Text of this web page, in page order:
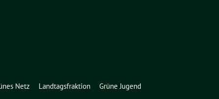
Netz Landtagsfraktion
Grüne Jugend